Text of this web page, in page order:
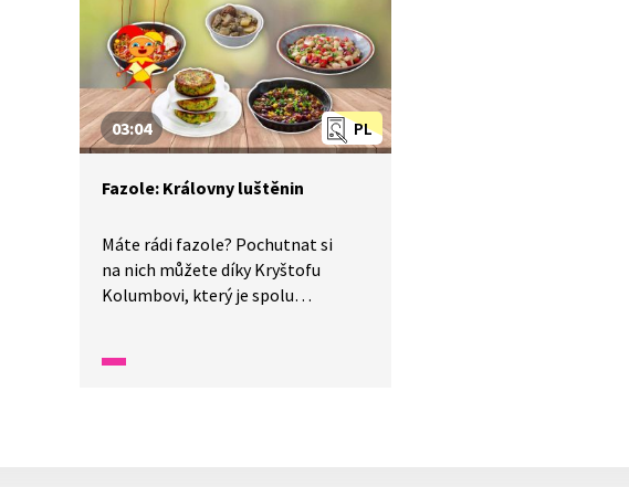
se dají připravit skvělé zeleninové
hranolky. Můžeme si usmažit
hranolky z mrkve, celeru, řepy
i batátu. K tomu si dáme třeba
zdravou omáčku neboli dip
ze zakysané smetany, pažitky
PL
03:04
Fazole: Královny luštěnin
Máte rádi fazole? Pochutnat si
na nich můžete díky Kryštofu
Kolumbovi, který je spolu
s kukuřicí, která je podpírala.